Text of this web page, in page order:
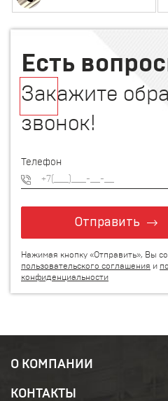
Есть
Закажите
звонок!
Телефон
Отправить
Нажимая кнопку «Отправить», Вы
пользовательского соглашения и
конфиденциальности
О КОМПАНИИ
КОНТАКТЫ